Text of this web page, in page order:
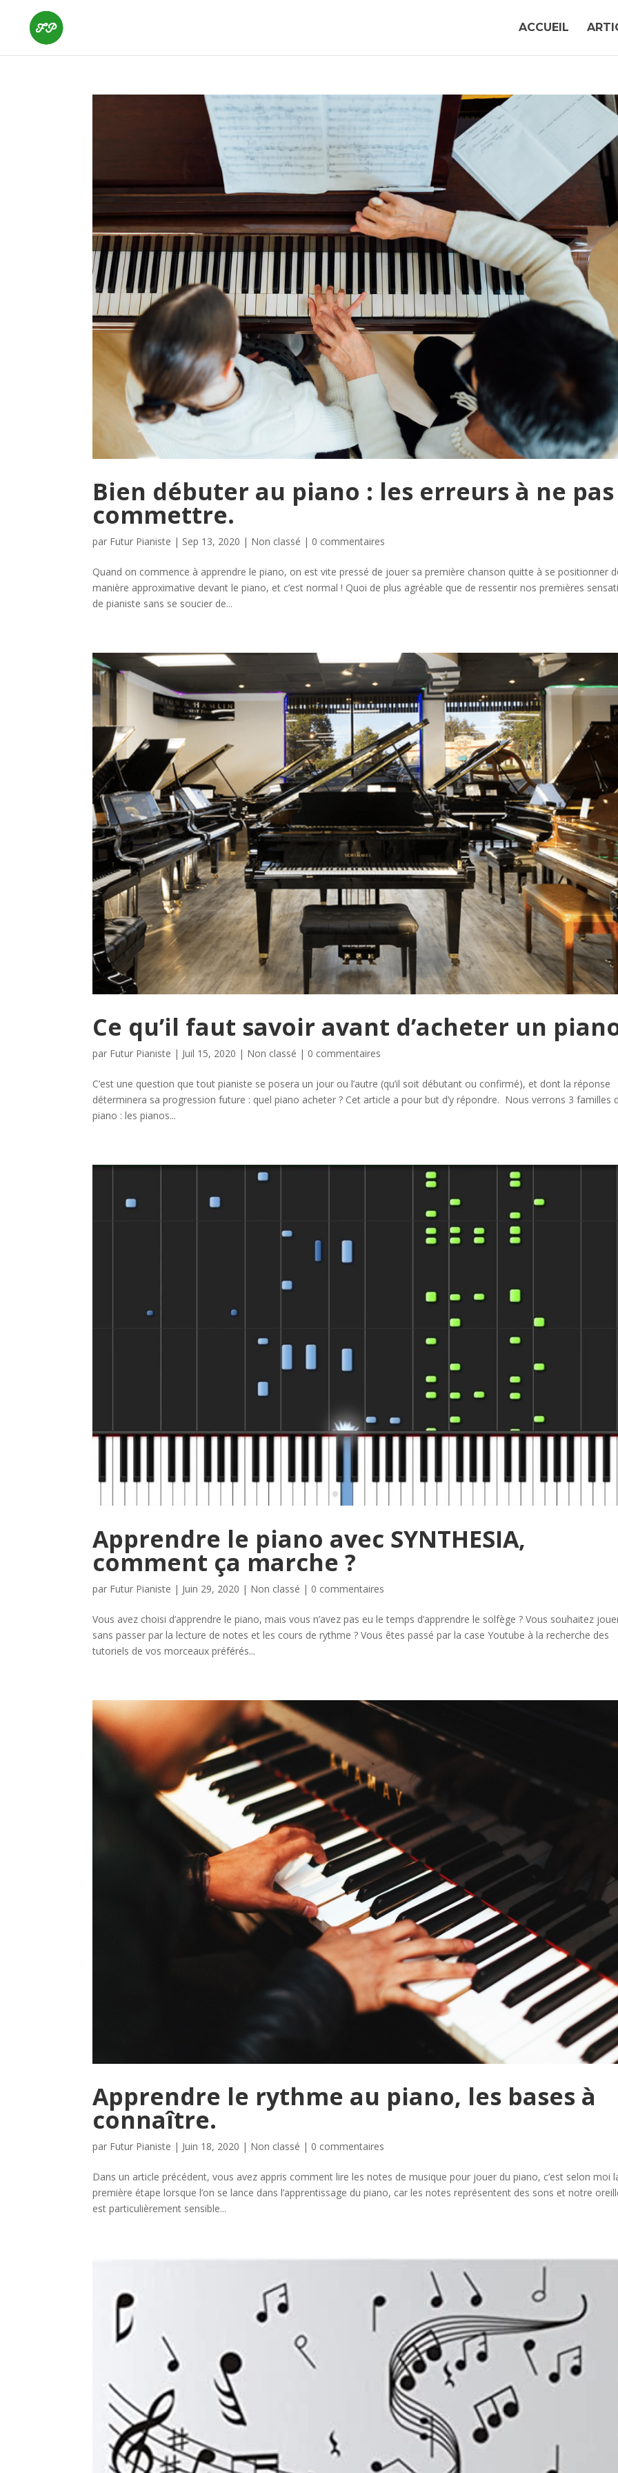
ACCUEIL
Bien débuter au piano : les erreurs à ne pas
commettre.
par Futur Pianiste | Sep 13, 2020 | Non classé | 0 commentaires
Quand on commence à apprendre le piano, on est vite pressé de jouer sa première chanson quitte à se positionner
manière approximative devant le piano, et c’est normal ! Quoi de plus agréable que de ressentir nos premières
de pianiste sans se soucier de...
Ce qu’il faut savoir avant d’acheter un
par Futur Pianiste | Juil 15, 2020 | Non classé | 0 commentaires
C’est une question que tout pianiste se posera un jour ou l’autre (qu’il soit débutant ou confirmé), et dont la réponse
déterminera sa progression future : quel piano acheter ? Cet article a pour but d’y répondre. Nous verrons 3 familles
piano : les pianos...
Apprendre le piano avec SYNTHESIA,
comment ça marche ?
par Futur Pianiste | Juin 29, 2020 | Non classé | 0 commentaires
Vous avez choisi d’apprendre le piano, mais vous n’avez pas eu le temps d’apprendre le solfège ? Vous souhaitez
sans passer par la lecture de notes et les cours de rythme ? Vous êtes passé par la case Youtube à la recherche des
tutoriels de vos morceaux préférés...
Apprendre le rythme au piano, les bases à
connaître.
par Futur Pianiste | Juin 18, 2020 | Non classé | 0 commentaires
Dans un article précédent, vous avez appris comment lire les notes de musique pour jouer du piano, c’est selon moi
première étape lorsque l’on se lance dans l’apprentissage du piano, car les notes représentent des sons et notre
est particulièrement sensible...